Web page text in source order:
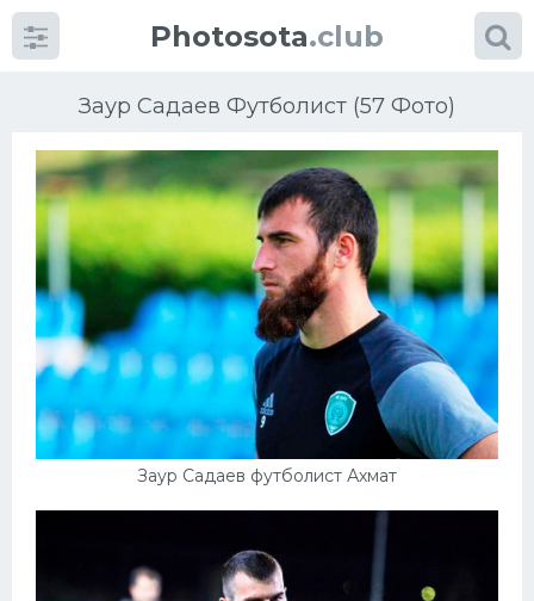
Photosota.club
Заур Садаев Футболист (57 Фото)
Заур Садаев футболист Ахмат
КатегорииФото
Еще картинки...
Футбол
Баскетбол
Конькобежный спорт